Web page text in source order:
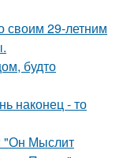
своим 29-летним
будто
наконец - то
"Он Мыслит